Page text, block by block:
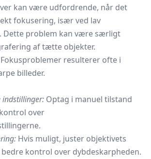
kan være udfordrende, når det
fokusering, især ved lav
Dette problem kan være særligt
af tætte objekter.
Fokusproblemer resulterer ofte i
billeder.
indstillinger: Optag i manuel tilstand
over
Hvis muligt, juster objektivets
kontrol over dybdeskarpheden.